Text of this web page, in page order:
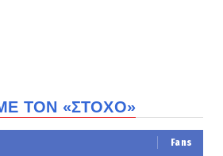
ΤΟΝ «ΣΤΟΧΟ»
Fans